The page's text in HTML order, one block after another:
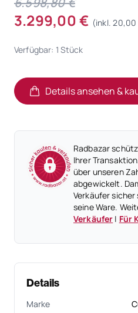
3.299,00 € (inkl.
Verfügbar: 1 Stück
Details ansehen &
(öffnet in
(öffnet in
Radbazar
Ihrer
über unseren
abgewickelt.
Verkäufer sicher
seine Ware.
Verkäufer | Für
Details
Marke